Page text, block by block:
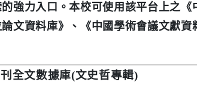
強力入口。本校可使用該平台上之《
論文資料庫》、《中國學術會議文獻
全文數據庫(文史哲專輯)